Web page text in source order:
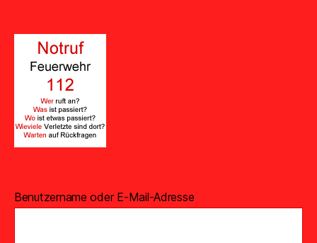
Benutzername oder E-Mail-Adresse